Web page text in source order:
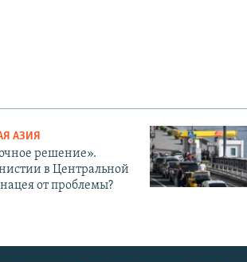
АЗИЯ
решение».
в Центральной
от проблемы?